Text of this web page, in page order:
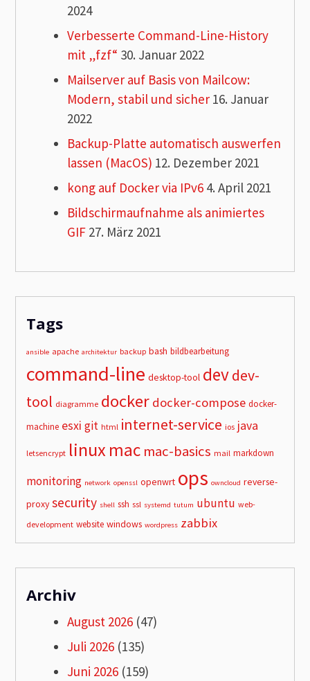
2024
Verbesserte Command-Line-History
mit „fzf“ 30. Januar 2022
Mailserver auf Basis von Mailcow:
Modern, stabil und sicher 16. Januar
2022
Backup-Platte automatisch auswerfen
lassen (MacOS) 12. Dezember 2021
kong auf Docker via IPv6 4. April 2021
Bildschirmaufnahme als animiertes
GIF 27. März 2021
Tags
ansible apache architektur backup bash bildbearbeitung
command-line desktop-tool devdev-
tool diagramme docker docker-compose docker-
machine esxi git html internet-service ios java
letsencrypt linuxmac mac-basics mail markdown
monitoring network openssl openwrt ops owncloud reverse-
proxy security shell ssh ssl systemd tutum ubuntu web-
development website windows wordpress zabbix
Archiv
August 2026 (47)
Juli 2026 (135)
Juni 2026 (159)